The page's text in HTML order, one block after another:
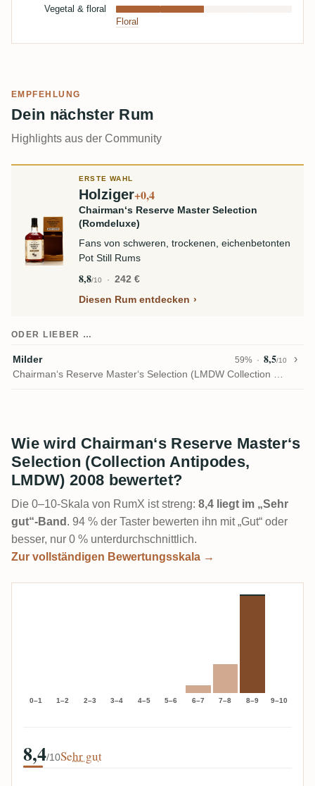
Vegetal & floral
Floral
EMPFEHLUNG
Dein nächster Rum
Highlights aus der Community
ERSTE WAHL
Holziger+0,4
Chairman‘s Reserve Master Selection
(Romdeluxe)
Fans von schweren, trockenen, eichenbetonten
Pot Still Rums
8,8/10
242 €
Diesen Rum entdecken
ODER LIEBER …
Milder 59% 8,5/10
Wie wird Chairman‘s Reserve Master‘s
Selection (Collection Antipodes,
LMDW) 2008 bewertet?
Die 0–10-Skala von RumX ist streng: 8,4 liegt im „Sehr
gut“-Band . 94 % der Taster bewerten ihn mit „Gut“ oder
besser, nur 0 % unterdurchschnittlich.
Zur vollständigen Bewertungsskala →
0–1 1–2 2–3 3–4 4–5 5–6 6–7 7–8 8–9 9–10
8,4/10Sehr gut